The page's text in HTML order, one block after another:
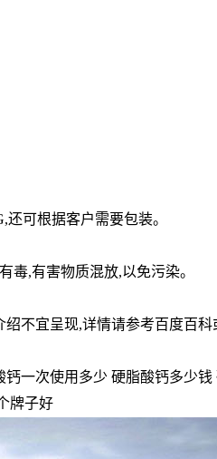
可根据客户需要包装。
毒,有害物质混放,以免污染。
不宜呈现,详情请参考百度百科
一次使用多少 硬脂酸钙多少
牌子好